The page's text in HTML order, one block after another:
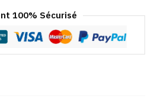
100% Sécurisé